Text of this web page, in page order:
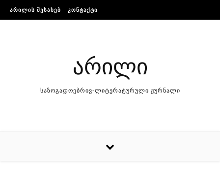
Skip to content
ᲐᲠᲘᲚᲘᲡ ᲨᲔᲡᲐᲮᲔᲑ ᲙᲝᲜᲢᲐᲥᲢᲘ
არილი
საზოგადოებრივ-ლიტერატურული ჟურნალი